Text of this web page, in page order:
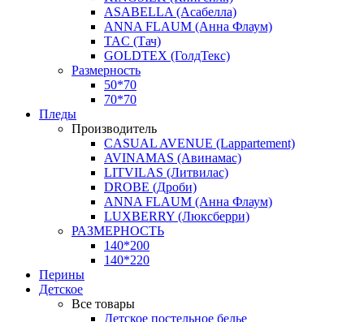
ASABELLA (Асабелла)
ANNA FLAUM (Анна Флаум)
TAC (Тач)
GOLDTEX (ГолдТекс)
Размерность
50*70
70*70
Пледы
Производитель
CASUAL AVENUE (Lappartement)
AVINAMAS (Авинамас)
LITVILAS (Литвилас)
DROBE (Дроби)
ANNA FLAUM (Анна Флаум)
LUXBERRY (Люксберри)
РАЗМЕРНОСТЬ
140*200
140*220
Перины
Детское
Все товары
Детское постельное белье